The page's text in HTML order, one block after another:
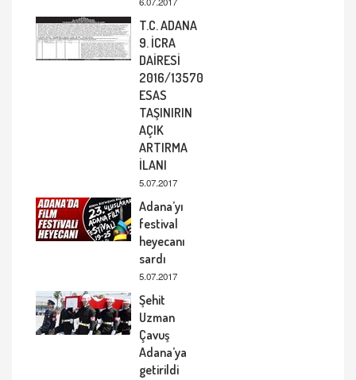
T.C. ADANA
9. İCRA
DAİRESİ
2016/13570
ESAS
TAŞINIRIN
AÇIK
ARTIRMA
İLANI
5.07.2017
Adana’yı
festival
heyecanı
sardı
5.07.2017
Şehit
Uzman
Çavuş
Adana’ya
getirildi